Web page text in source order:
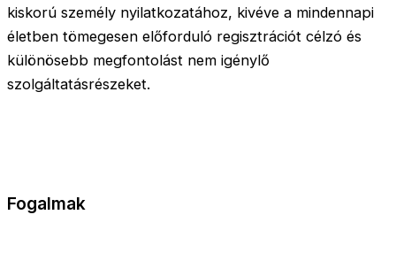
kiskorú személy nyilatkozatához, kivéve a mindennapi
életben tömegesen előforduló regisztrációt célzó és
különösebb megfontolást nem igénylő
szolgáltatásrészeket.
Fogalmak